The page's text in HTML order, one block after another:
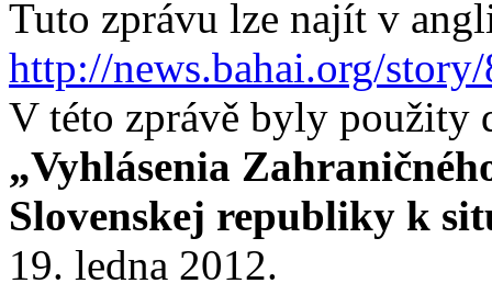
Tuto zprávu lze najít v
http://news.bahai.org/
V této zprávě byly použity
„Vyhlásenia
Slovenskej republiky k
19. ledna 2012.